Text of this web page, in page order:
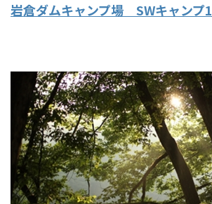
岩倉ダムキャンプ場 SWキャンプ1